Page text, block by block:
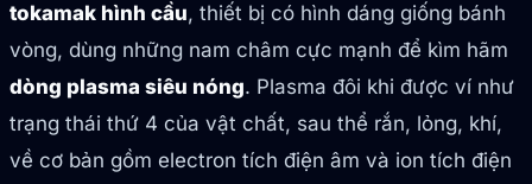
tokamak hình cầu, thiết bị có hình dáng giống bánh
vòng, dùng những nam châm cực mạnh để kìm hãm
dòng plasma siêu nóng. Plasma đôi khi được ví như
trạng thái thứ 4 của vật chất, sau thể rắn, lỏng, khí,
về cơ bản gồm electron tích điện âm và ion tích điện